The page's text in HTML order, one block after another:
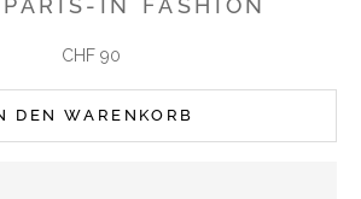
IN FASHION
Angebot
CHF 90
DEN WARENKORB